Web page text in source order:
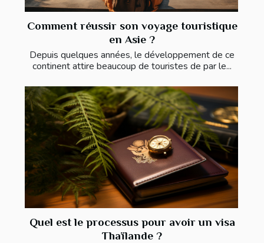
Comment réussir son voyage touristique
en Asie ?
Depuis quelques années, le développement de ce
continent attire beaucoup de touristes de par le...
Quel est le processus pour avoir un visa
Thaïlande ?